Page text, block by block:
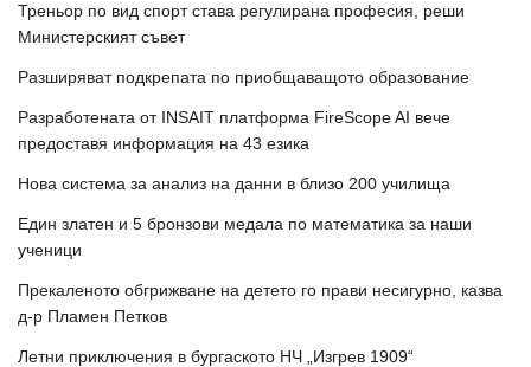
Треньор по вид спорт става регулирана професия, реши
Министерският съвет
Разширяват подкрепата по приобщаващото образование
Разработената от INSAIT платформа FireScope AI вече
предоставя информация на 43 езика
Нова система за анализ на данни в близо 200 училища
Един златен и 5 бронзови медала по математика за наши
ученици
Прекаленото обгрижване на детето го прави несигурно, казва
д-р Пламен Петков
Летни приключения в бургаското НЧ „Изгрев 1909“